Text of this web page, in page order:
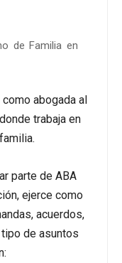
de Familia en
abogada al
trabaja en
parte de ABA
ejerce como
acuerdos,
de asuntos